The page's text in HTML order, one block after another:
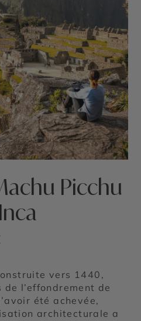
Picchu
vers 1440,
l’effondrement de
été achevée,
architecturale a